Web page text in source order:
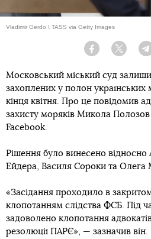
Vladimir Gerdo \ TASS via Getty Images
Facebook Twitter
Московський міський суд
захоплених у полон українських
кінця квітня. Про це повідомив
захисту моряків Микола Полозов
Facebook.
Рішення було винесено відносно
Ейдера, Василя Сороки та Олега
«Засідання проходило в
клопотанням слідства ФСБ. Під
задоволено клопотання
резолюції ПАРЄ», — зазначив він.